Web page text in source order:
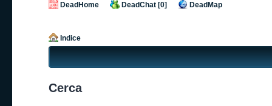
DeadHome DeadChat [0] DeadMap
Indice
Cerca